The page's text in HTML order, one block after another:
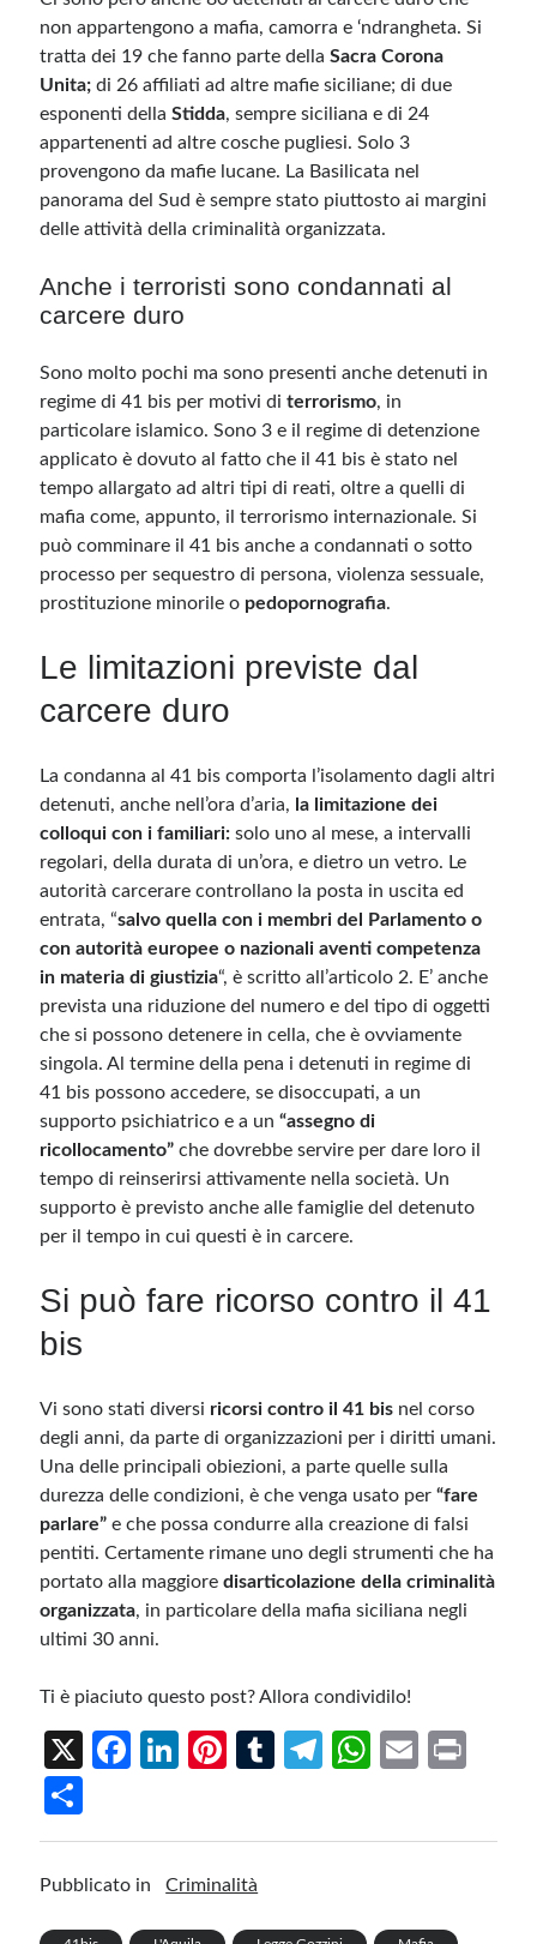
non appartengono a mafia, camorra e ‘ndrangheta. Si
tratta dei 19 che fanno parte dellaSacra Corona
Unita; di 26 affiliati ad altre mafie siciliane; di due
esponenti dellaStidda, sempre siciliana e di 24
appartenenti ad altre cosche pugliesi. Solo 3
provengono da mafie lucane. La Basilicata nel
panorama del Sud è sempre stato piuttosto ai margini
delle attività della criminalità organizzata.
Anche i terroristi sono condannati al
carcere duro
Sono molto pochi ma sono presenti anche detenuti in
regime di 41 bis per motivi diterrorismo, in
particolare islamico. Sono 3 e il regime di detenzione
applicato è dovuto al fatto che il 41 bis è stato nel
tempo allargato ad altri tipi di reati, oltre a quelli di
mafia come, appunto, il terrorismo internazionale. Si
può comminare il 41 bis anche a condannati o sotto
processo per sequestro di persona, violenza sessuale,
prostituzione minorile o pedopornografia.
Le limitazioni previste dal
carcere duro
La condanna al 41 bis comporta l’isolamento dagli altri
detenuti, anche nell’ora d’aria, la limitazione dei
colloqui con i familiari: solo uno al mese, a intervalli
regolari, della durata di un’ora, e dietro un vetro. Le
autorità carcerare controllano la posta in uscita ed
entrata, “salvo quella con i membri del Parlamento o
con autorità europee o nazionali aventi competenza
in materia di giustizia“, è scritto all’articolo 2. E’ anche
prevista una riduzione del numero e del tipo di oggetti
che si possono detenere in cella, che è ovviamente
singola. Al termine della pena i detenuti in regime di
41 bis possono accedere, se disoccupati, a un
supporto psichiatrico e a un“assegno di
ricollocamento” che dovrebbe servire per dare loro il
tempo di reinserirsi attivamente nella società. Un
supporto è previsto anche alle famiglie del detenuto
per il tempo in cui questi è in carcere.
Si può fare ricorso contro il 41
bis
Vi sono stati diversi ricorsi contro il 41 bis nel corso
degli anni, da parte di organizzazioni per i diritti umani.
Una delle principali obiezioni, a parte quelle sulla
durezza delle condizioni, è che venga usato per“fare
parlare” e che possa condurre alla creazione di falsi
pentiti. Certamente rimane uno degli strumenti che ha
portato alla maggioredisarticolazione della criminalità
organizzata, in particolare della mafia siciliana negli
ultimi 30 anni.
Ti è piaciuto questo post? Allora condividilo!
X
Fa
o
Li
n
Pi
t
T
Te
W
E
h
ar
Pubblicato in Criminalità